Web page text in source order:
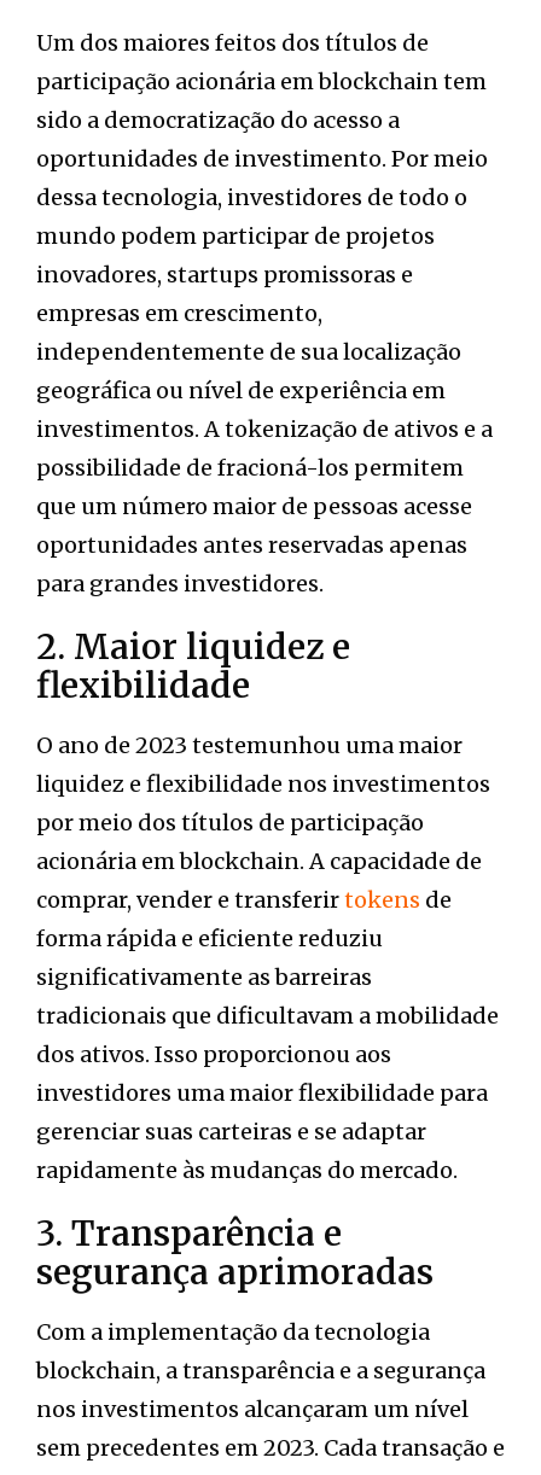
Um dos maiores feitos dos títulos de
participação acionária em blockchain tem
sido a democratização do acesso a
oportunidades de investimento. Por meio
dessa tecnologia, investidores de todo o
mundo podem participar de projetos
inovadores, startups promissoras e
empresas em crescimento,
independentemente de sua localização
geográfica ou nível de experiência em
investimentos. A tokenização de ativos e a
possibilidade de fracioná-los permitem
que um número maior de pessoas acesse
oportunidades antes reservadas apenas
para grandes investidores.
2. Maior liquidez e
flexibilidade
O ano de 2023 testemunhou uma maior
liquidez e flexibilidade nos investimentos
por meio dos títulos de participação
acionária em blockchain. A capacidade de
comprar, vender e transferirtokens de
forma rápida e eficiente reduziu
significativamente as barreiras
tradicionais que dificultavam a mobilidade
dos ativos. Isso proporcionou aos
investidores uma maior flexibilidade para
gerenciar suas carteiras e se adaptar
rapidamente às mudanças do mercado.
3. Transparência e
segurança aprimoradas
Com a implementação da tecnologia
blockchain, a transparência e a segurança
nos investimentos alcançaram um nível
sem precedentes em 2023. Cada transação e